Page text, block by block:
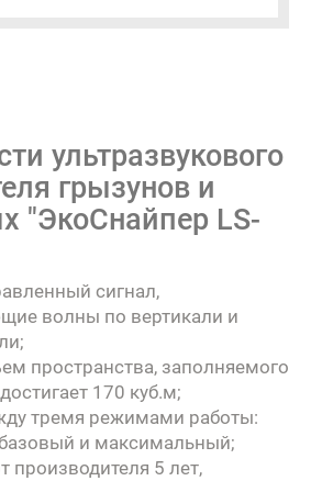
ультразвукового
грызунов и
"ЭкоСнайпер LS-
сигнал,
волны по вертикали и
пространства, заполняемого
170 куб.м;
тремя режимами работы:
и максимальный;
производителя 5 лет,